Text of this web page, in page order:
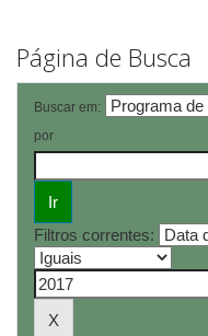
Página de Busca
Buscar em:
por
Filtros correntes: